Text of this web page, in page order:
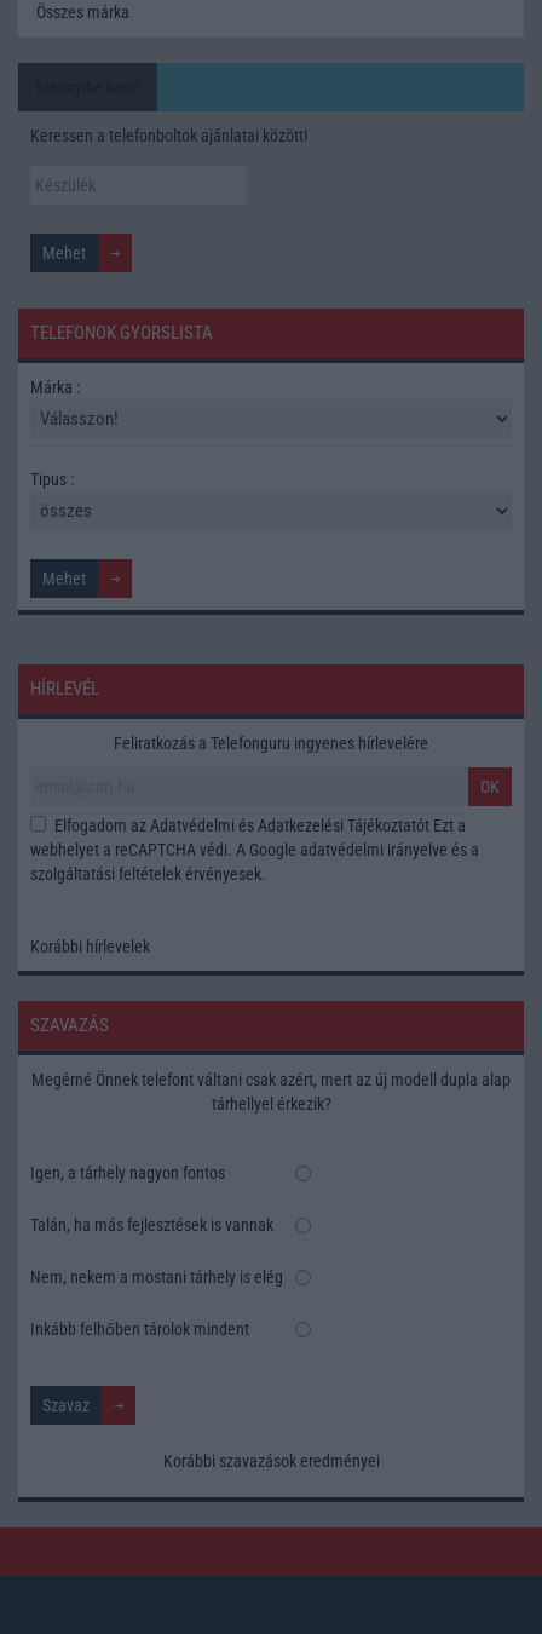
Összes márka
Keressen a telefonboltok ajánlatai között!
TELEFONOK GYORSLISTA
Márka :
Tipus :
HÍRLEVÉL
Feliratkozás a Telefonguru ingyenes hírlevelére
OK
Elfogadom az Adatvédelmi és Adatkezelési Tájékoztatót Ezt a
webhelyet a reCAPTCHA védi. A Google adatvédelmi irányelve és a
szolgáltatási feltételek érvényesek.
Korábbi hírlevelek
SZAVAZÁS
Megérné Önnek telefont váltani csak azért, mert az új modell dupla alap
tárhellyel érkezik?
Igen, a tárhely nagyon fontos
Talán, ha más fejlesztések is vannak
Nem, nekem a mostani tárhely is elég
Inkább felhőben tárolok mindent
Korábbi szavazások eredményei